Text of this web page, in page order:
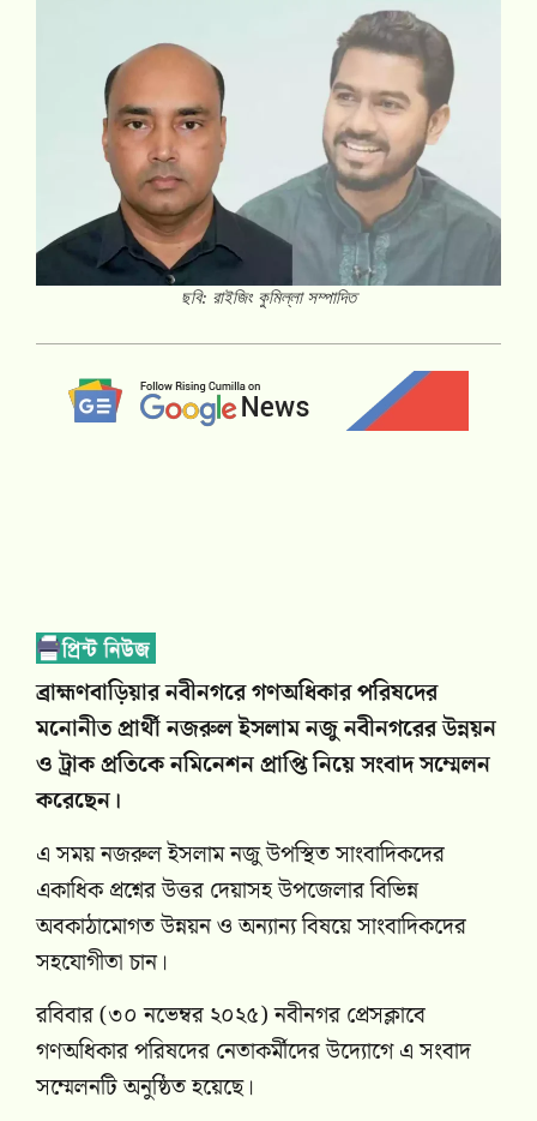
ছবি: রাইজিং কুমিল্লা সম্পাদিত
ব্রাহ্মণবাড়িয়ার নবীনগরে গণঅধিকার পরিষদের
মনোনীত প্রার্থী নজরুল ইসলাম নজু নবীনগরের উন্নয়ন
ও ট্রাক প্রতিকে নমিনেশন প্রাপ্তি নিয়ে সংবাদ সম্মেলন
করেছেন।
এ সময় নজরুল ইসলাম নজু উপস্থিত সাংবাদিকদের
একাধিক প্রশ্নের উত্তর দেয়াসহ উপজেলার বিভিন্ন
অবকাঠামোগত উন্নয়ন ও অন্যান্য বিষয়ে সাংবাদিকদের
সহযোগীতা চান।
রবিবার (৩০ নভেম্বর ২০২৫) নবীনগর প্রেসক্লাবে
গণঅধিকার পরিষদের নেতাকর্মীদের উদ্যোগে এ সংবাদ
সম্মেলনটি অনুষ্ঠিত হয়েছে।